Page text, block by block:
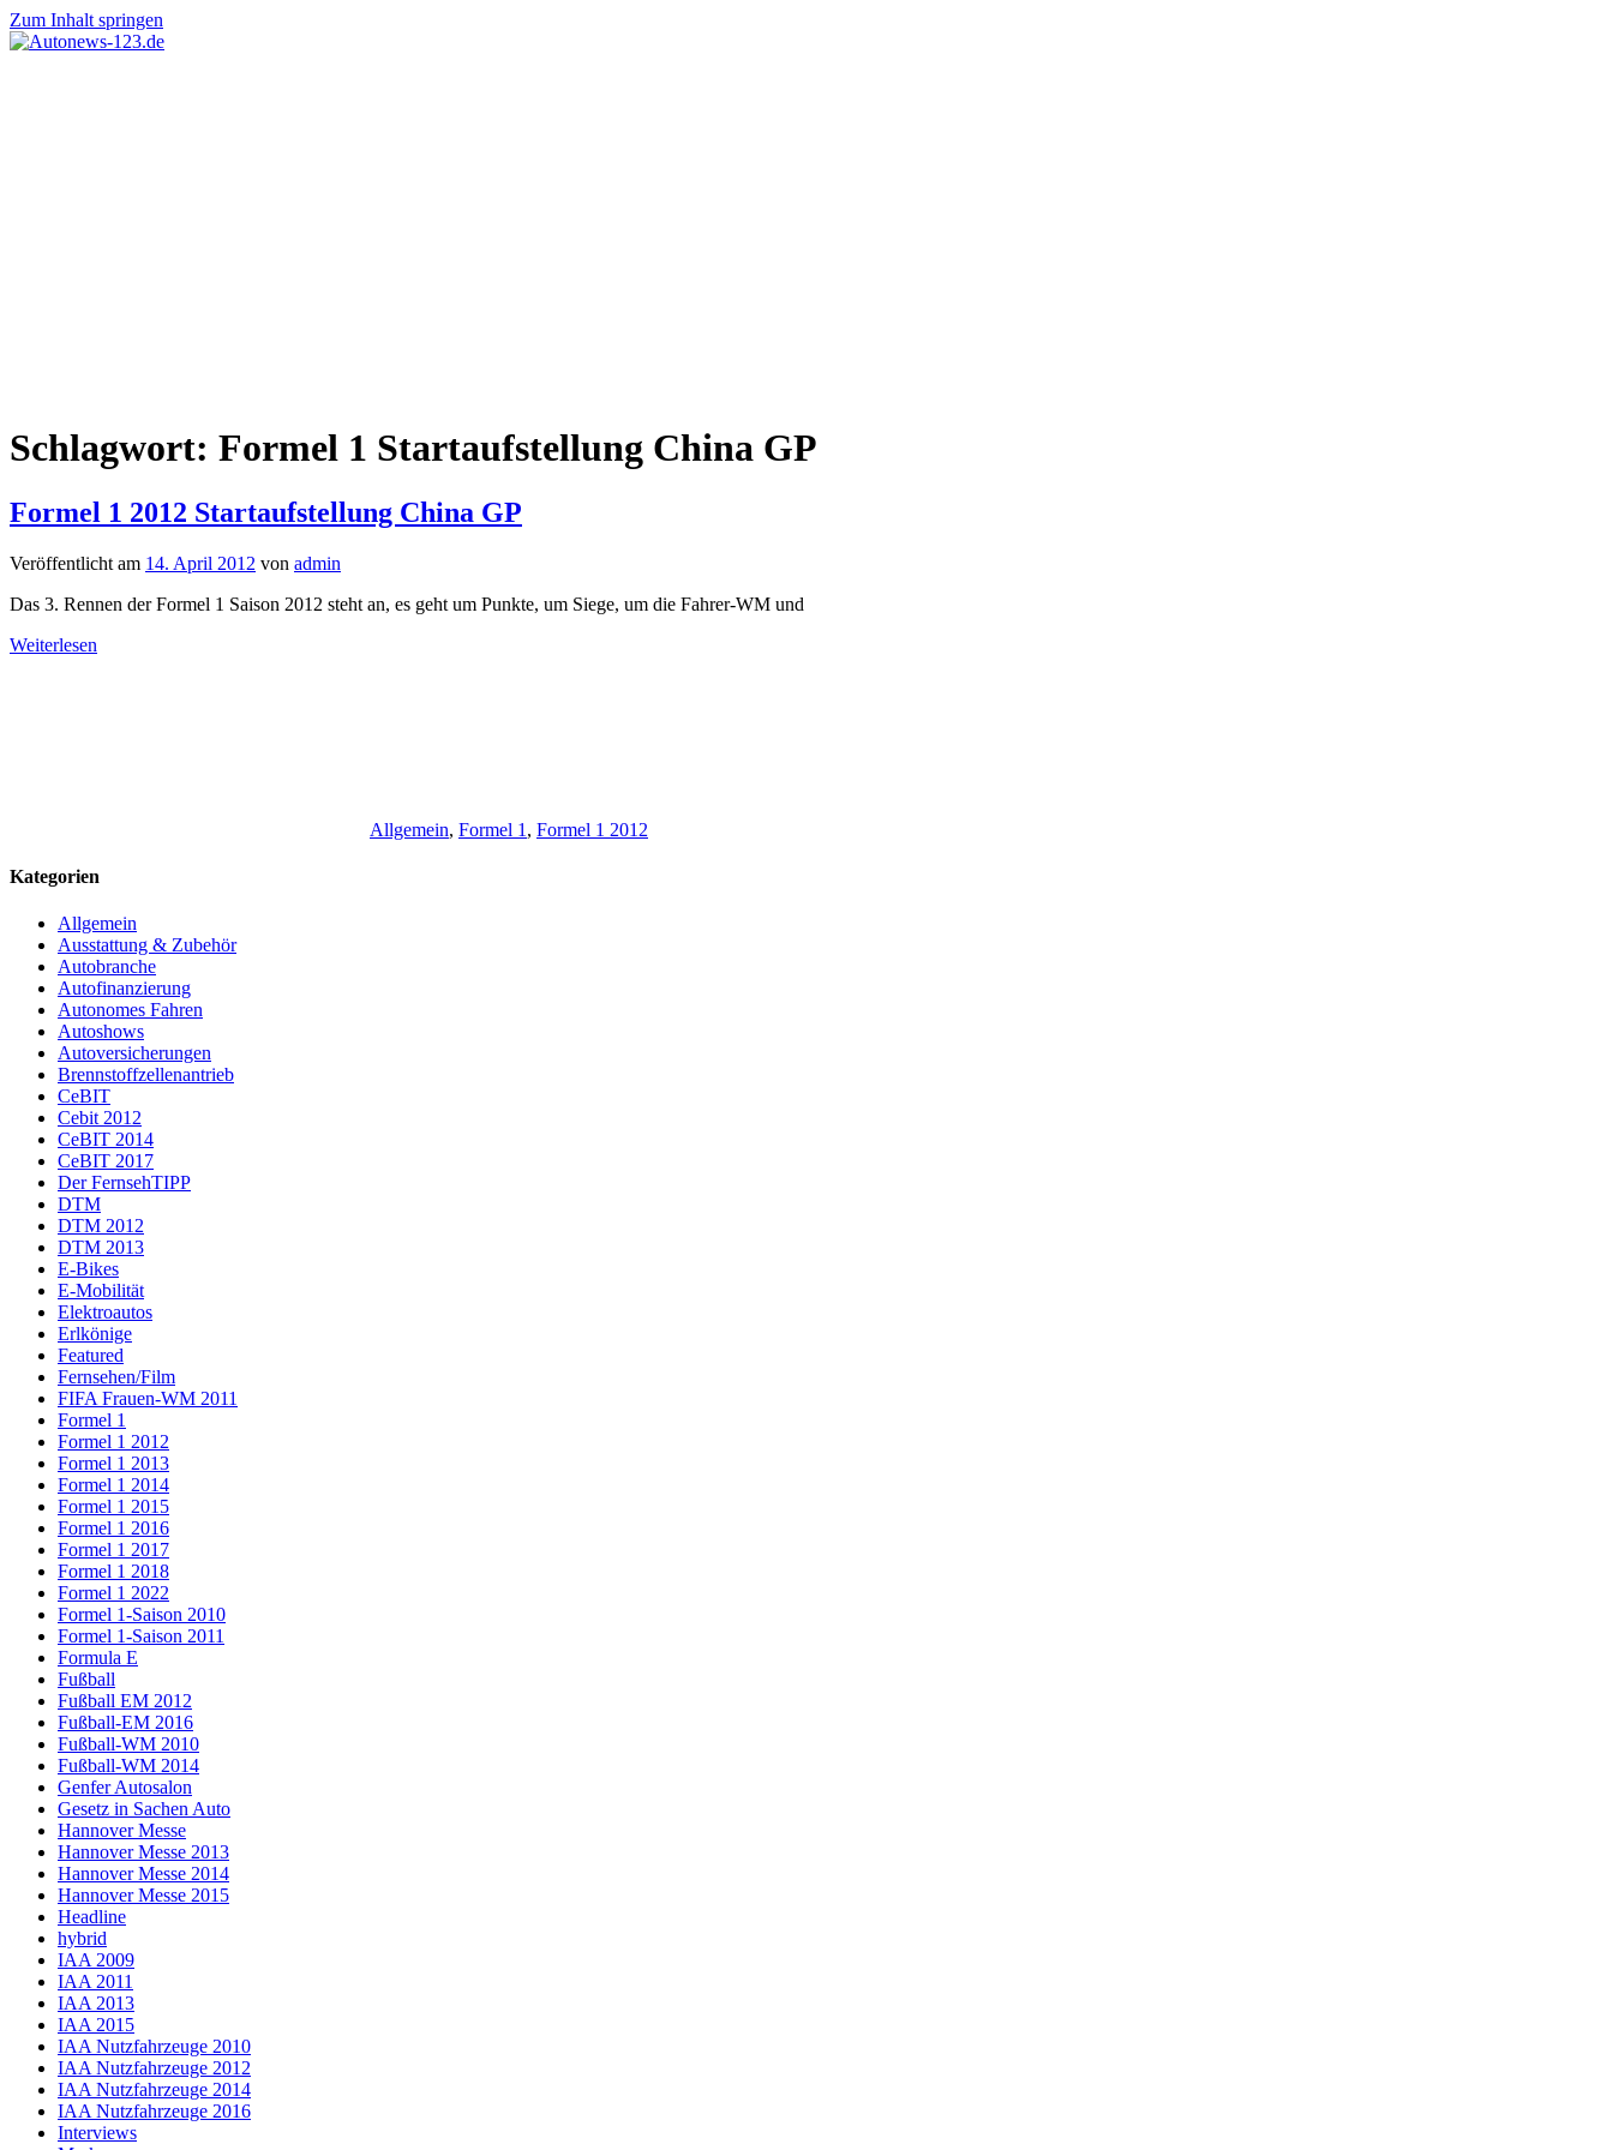
Zum Inhalt springen
Schlagwort: Formel 1 Startaufstellung China GP
Formel 1 2012 Startaufstellung China GP
Veröffentlicht am 14. April 2012 von admin
Das 3. Rennen der Formel 1 Saison 2012 steht an, es geht um Punkte, um Siege, um die Fahrer-WM und
Weiterlesen
Allgemein, Formel 1 , Formel 1 2012
Kategorien
Allgemein
Ausstattung & Zubehör
Autobranche
Autofinanzierung
Autonomes Fahren
Autoshows
Autoversicherungen
Brennstoffzellenantrieb
CeBIT
Cebit 2012
CeBIT 2014
CeBIT 2017
Der FernsehTIPP
DTM
DTM 2012
DTM 2013
E-Bikes
E-Mobilität
Elektroautos
Erlkönige
Featured
Fernsehen/Film
FIFA Frauen-WM 2011
Formel 1
Formel 1 2012
Formel 1 2013
Formel 1 2014
Formel 1 2015
Formel 1 2016
Formel 1 2017
Formel 1 2018
Formel 1 2022
Formel 1-Saison 2010
Formel 1-Saison 2011
Formula E
Fußball
Fußball EM 2012
Fußball-EM 2016
Fußball-WM 2010
Fußball-WM 2014
Genfer Autosalon
Gesetz in Sachen Auto
Hannover Messe
Hannover Messe 2013
Hannover Messe 2014
Hannover Messe 2015
Headline
hybrid
IAA 2009
IAA 2011
IAA 2013
IAA 2015
IAA Nutzfahrzeuge 2010
IAA Nutzfahrzeuge 2012
IAA Nutzfahrzeuge 2014
IAA Nutzfahrzeuge 2016
Interviews